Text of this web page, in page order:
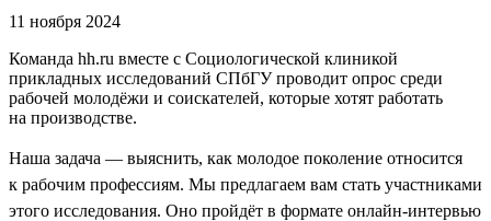
11 ноября 2024
Команда hh.ru вместе с Социологической клиникой
прикладных исследований СПбГУ проводит опрос среди
рабочей молодёжи и соискателей, которые хотят работать
на производстве.
Наша задача — выяснить, как молодое поколение относится
к рабочим профессиям. Мы предлагаем вам стать участниками
этого исследования. Оно пройдёт в формате онлайн-интервью